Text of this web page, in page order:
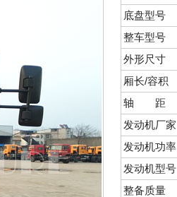
底盘型号
整车型号
外形尺寸
厢长/容积
轴 距
发动机厂家
发动机功率
发动机型号
整备质量